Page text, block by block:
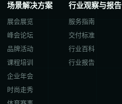
场景解决方案
展会展览
峰会论坛
品牌活动
课程培训
企业年会
时尚走秀
行业观察与报告
服务指南
交付标准
行业百科
行业报告